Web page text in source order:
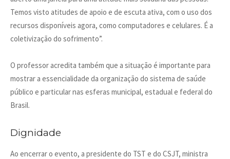
Temos visto atitudes de apoio e de escuta ativa, com o uso dos
recursos disponíveis agora, como computadores e celulares. É a
coletivização do sofrimento”.
O professor acredita também que a situação é importante para
mostrar a essencialidade da organização do sistema de saúde
público e particular nas esferas municipal, estadual e federal do
Brasil.
Dignidade
Ao encerrar o evento, a presidente do TST e do CSJT, ministra